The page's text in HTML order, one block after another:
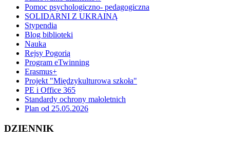
Pomoc psychologiczno- pedagogiczna
SOLIDARNI Z UKRAINĄ
Stypendia
Blog biblioteki
Nauka
Rejsy Pogorią
Program eTwinning
Erasmus+
Projekt "Międzykulturowa szkoła"
PE i Office 365
Standardy ochrony małoletnich
Plan od 25.05.2026
DZIENNIK